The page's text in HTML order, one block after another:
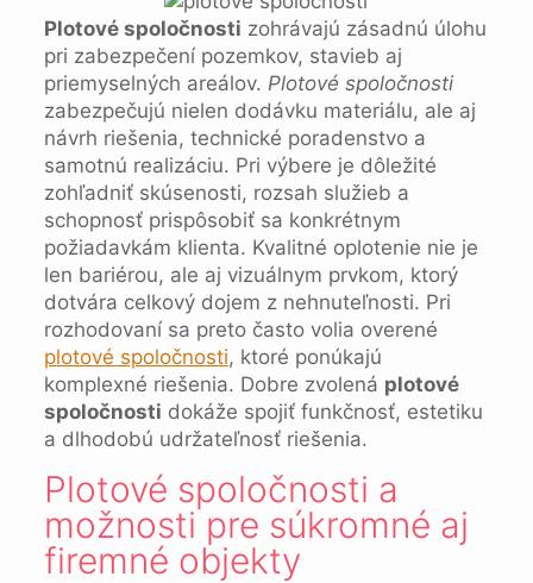
Plotové spoločnosti zohrávajú zásadnú úlohu
pri zabezpečení pozemkov, stavieb aj
priemyselných areálov. Plotové spoločnosti
zabezpečujú nielen dodávku materiálu, ale aj
návrh riešenia, technické poradenstvo a
samotnú realizáciu. Pri výbere je dôležité
zohľadniť skúsenosti, rozsah služieb a
schopnosť prispôsobiť sa konkrétnym
požiadavkám klienta. Kvalitné oplotenie nie je
len bariérou, ale aj vizuálnym prvkom, ktorý
dotvára celkový dojem z nehnuteľnosti. Pri
rozhodovaní sa preto často volia overené
plotové spoločnosti, ktoré ponúkajú
komplexné riešenia. Dobre zvolená plotové
spoločnosti dokáže spojiť funkčnosť, estetiku
a dlhodobú udržateľnosť riešenia.
Plotové spoločnosti a
možnosti pre súkromné aj
firemné objekty